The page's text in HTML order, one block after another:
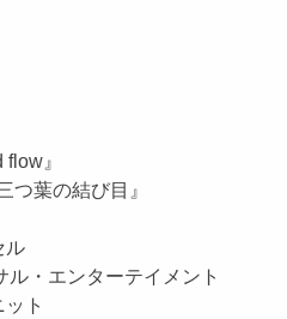
』
葉の結び目』
ル
・エンターテイメント
ト